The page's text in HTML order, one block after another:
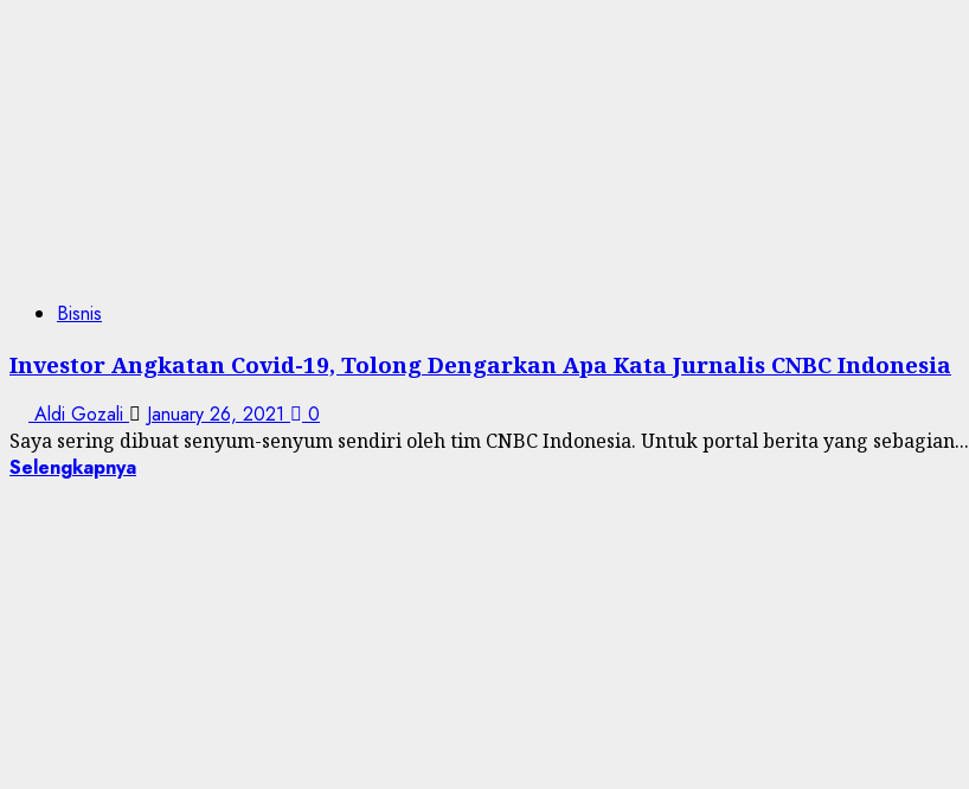
Bisnis
Investor Angkatan Covid-19, Tolong Dengarkan Apa Kata Jurnalis CNBC Indonesia
Aldi Gozali January 26, 2021 0
Saya sering dibuat senyum-senyum sendiri oleh tim CNBC Indonesia. Untuk portal berita yang sebagian...
Selengkapnya